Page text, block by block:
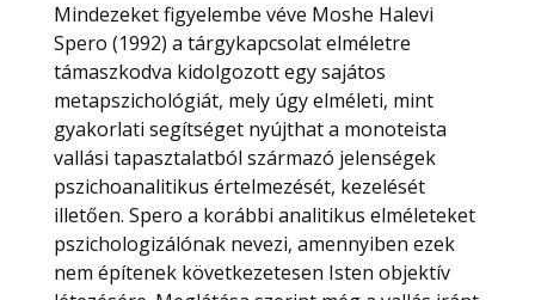
Mindezeket figyelembe véve Moshe Halevi
Spero (1992) a tárgykapcsolat elméletre
támaszkodva kidolgozott egy sajátos
metapszichológiát, mely úgy elméleti, mint
gyakorlati segítséget nyújthat a monoteista
vallási tapasztalatból származó jelenségek
pszichoanalitikus értelmezését, kezelését
illetően. Spero a korábbi analitikus elméleteket
pszichologizálónak nevezi, amennyiben ezek
nem építenek következetesen Isten objektív